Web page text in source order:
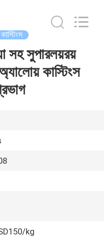
সহ সুপারলয়রয়
অ্যালোয় কাস্টিংস
kg